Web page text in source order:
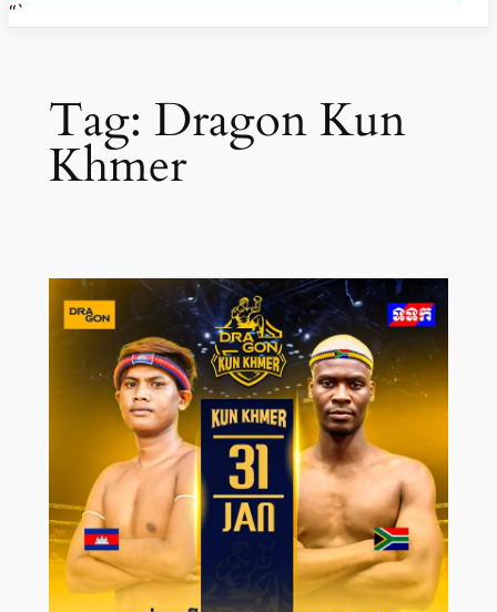
“`
Tag: Dragon Kun
Khmer